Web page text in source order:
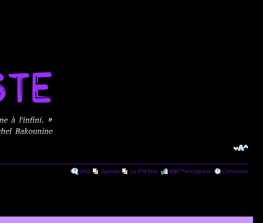
FAQ Agenda Le P'tit Noir Mâ€™enregistrer Connexion